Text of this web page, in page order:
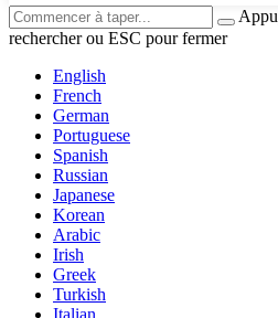
rechercher ou ESC pour fermer
English
French
German
Portuguese
Spanish
Russian
Japanese
Korean
Arabic
Irish
Greek
Turkish
Italian